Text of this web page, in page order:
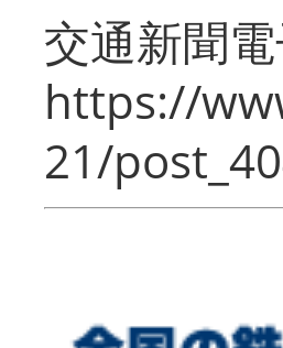
交通新聞
https://
21/